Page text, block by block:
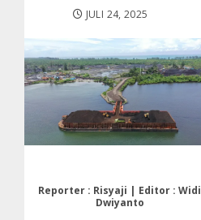
JULI 24, 2025
Reporter : Risyaji | Editor : Widi
Dwiyanto